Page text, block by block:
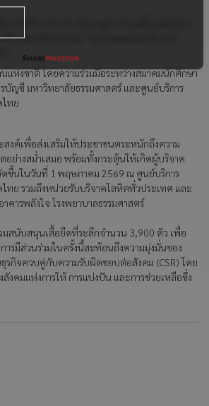
จำกัด (YLG Group) ร่วมเป็นหนึ่งใน
กของกิจกรรม “รวมพลคนบริจาค
แห่งชาติ โดยความร่วมมือระหว่างสมาคมนักศึกษา
บัญชี มหาวิทยาลัยธรรมศาสตร์ และศูนย์บริการ
ไทย
งค์เพื่อส่งเสริมให้ประชาชนตระหนักถึงความ
อย่างสม่ำเสมอ พร้อมทั้งกระตุ้นให้เกิดผู้บริจาค
ดขึ้นในวันที่ 1 พฤษภาคม 2569 ณ ศูนย์บริการ
ทย รวมถึงหน่วยรับบริจาคโลหิตทั่วประเทศ และ
ารพลังใจ โรงพยาบาลธรรมศาสตร์
วมสนับสนุนเสื้อยืดที่ระลึกจำนวน 3,900 ตัว เพื่อ
รมีส่วนร่วมในครั้งนี้สะท้อนถึงความมุ่งมั่นของ
ธุรกิจควบคู่กับความรับผิดชอบต่อสังคม (CSR) โดย
งคมแห่งการให้ การแบ่งปัน และการช่วยเหลือซึ่ง